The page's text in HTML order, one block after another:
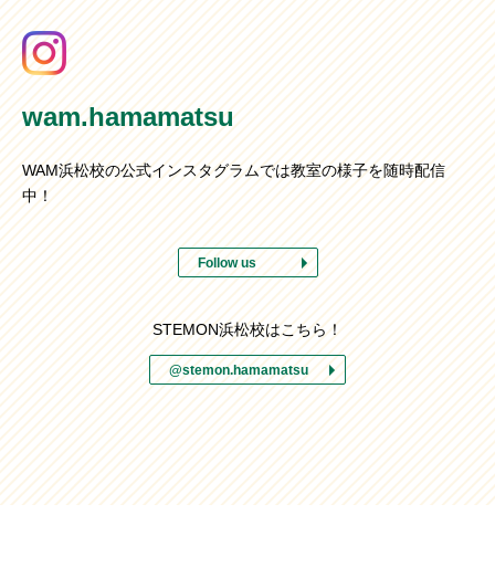
wam.hamamatsu
WAM浜松校の公式インスタグラムでは教室の様子を随時配信
中！
Follow us
STEMON浜松校はこちら！
@stemon.hamamatsu